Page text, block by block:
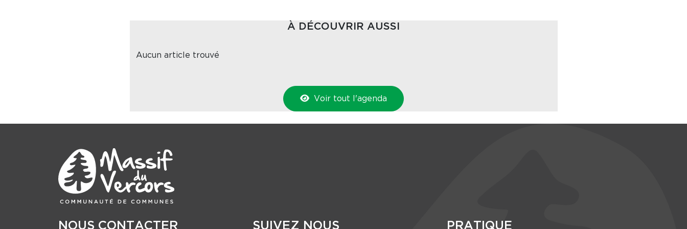
À DÉCOUVRIR AUSSI
Aucun article trouvé
Voir tout l'agenda
NOUS CONTACTER SUIVEZ NOUS PRATIQUE